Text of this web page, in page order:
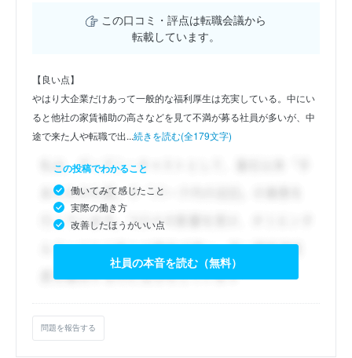
この口コミ・評点は転職会議から
転載しています。
【良い点】
やはり大企業だけあって一般的な福利厚生は充実している。中にい
ると他社の家賃補助の高さなどを見て不満が募る社員が多いが、中
途で来た人や転職で出...続きを読む(全179文字)
この投稿でわかること
働いてみて感じたこと
実際の働き方
改善したほうがいい点
社員の本音を読む（無料）
問題を報告する